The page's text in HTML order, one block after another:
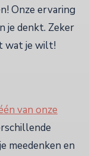
Onze ervaring
je denkt. Zeker
wat je wilt!
van onze
meedenken en